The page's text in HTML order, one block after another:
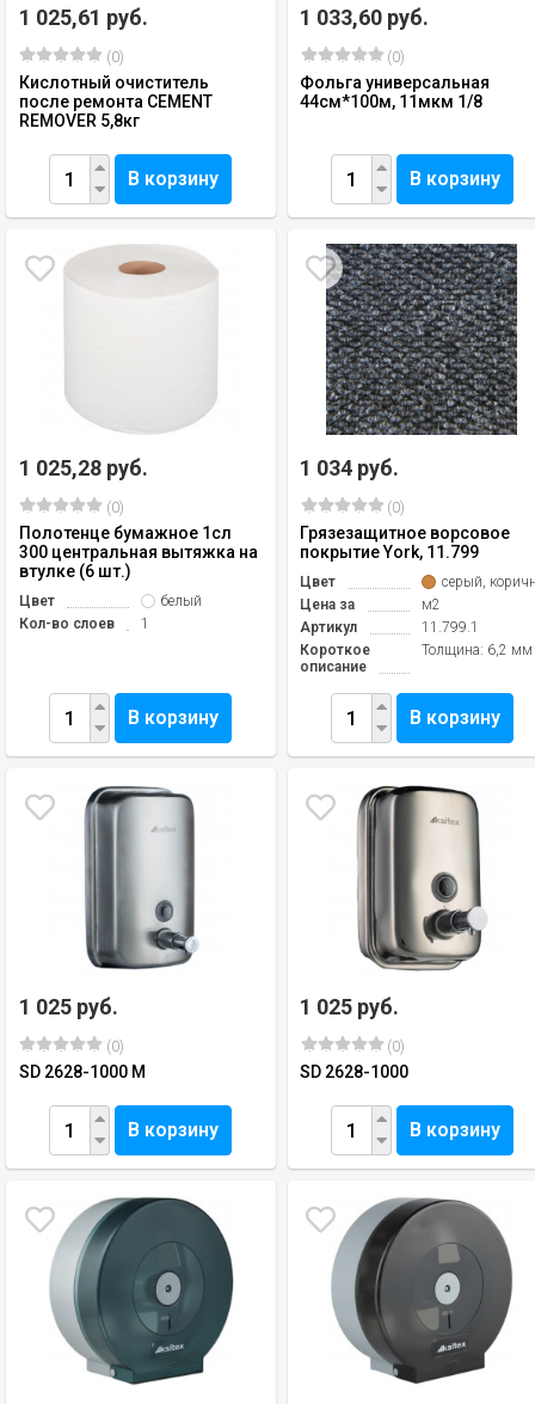
1 025,61 руб.
(0)
Кислотный очиститель
после ремонта CEMENT
REMOVER 5,8кг
В корзину
1 033,60 руб.
(0)
Фольга универсальная
44см*100м, 11мкм 1/8
В корзину
1 025,28 руб.
(0)
Полотенце бумажное 1сл
300 центральная вытяжка на
втулке (6 шт.)
Цвет
белый
Кол-во слоев
1
В корзину
1 034 руб.
(0)
Грязезащитное ворсовое
покрытие York, 11.799
Цвет
серый,
Цена за
м2
Артикул
11.799.1
Короткое
описание
Толщина: 6,2 мм
В корзину
1 025 руб.
(0)
SD 2628-1000 M
В корзину
1 025 руб.
(0)
SD 2628-1000
В корзину